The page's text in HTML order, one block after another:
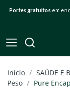
Portes gratuitos em
Início SAÚDE E
Peso
Pure